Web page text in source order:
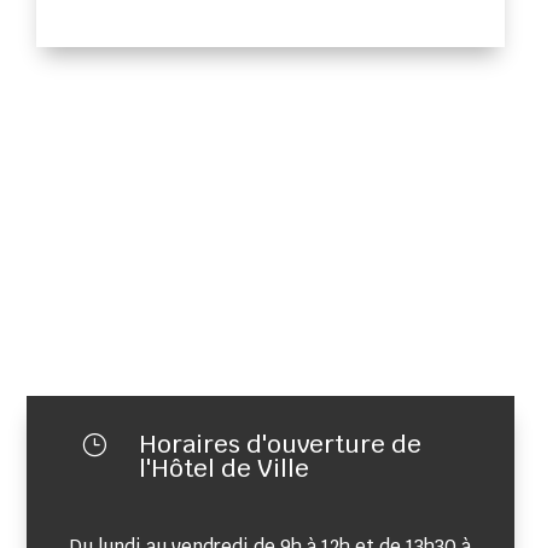
} Horaires d'ouverture de
l'Hôtel de Ville